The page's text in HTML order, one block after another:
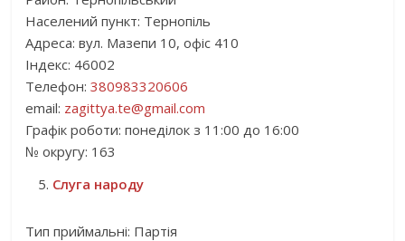
Населений пункт: Тернопіль
Адреса: вул. Мазепи 10, офіс 410
Індекс: 46002
Телефон:380983320606
email: zagittya.te@gmail.com
Графік роботи: понеділок з 11:00 до 16:00
№ округу: 163
Слуга народу
Тип приймальні: Партія